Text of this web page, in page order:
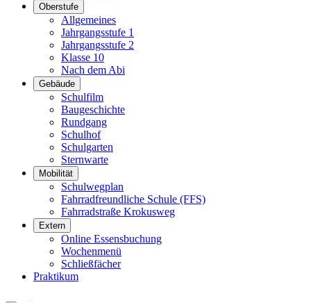
Oberstufe
Allgemeines
Jahrgangsstufe 1
Jahrgangsstufe 2
Klasse 10
Nach dem Abi
Gebäude
Schulfilm
Baugeschichte
Rundgang
Schulhof
Schulgarten
Sternwarte
Mobilität
Schulwegplan
Fahrradfreundliche Schule (FFS)
Fahrradstraße Krokusweg
Extern
Online Essensbuchung
Wochenmenü
Schließfächer
Praktikum